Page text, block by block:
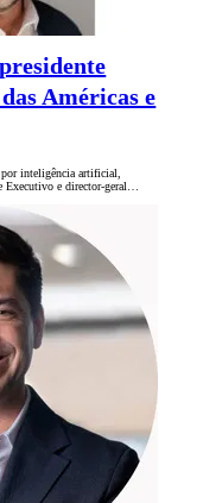
Américas e
por inteligência artificial,
Executivo e director-geral…